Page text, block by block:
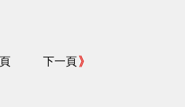
下一頁